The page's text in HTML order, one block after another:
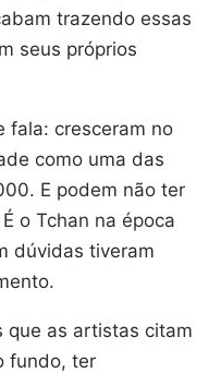
trazendo essas
seus próprios
fala: cresceram no
como uma das
E podem não ter
o Tchan na época
dúvidas tiveram
que as artistas citam
fundo, ter